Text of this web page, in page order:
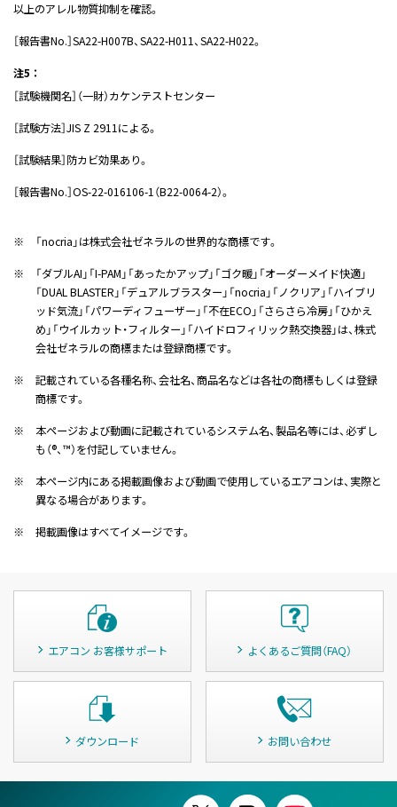
以上のアレル物質抑制を確認。
［報告書No.］SA22-H007B、SA22-H011、SA22-H022。
注5 ：
［試験機関名］（一財）カケンテストセンター
［試験方法］JIS Z 2911による。
［試験結果］防カビ効果あり。
［報告書No.］OS-22-016106-1（B22-0064-2）。
※
「nocria」は株式会社ゼネラルの世界的な商標です。
※
「ダブルAI」「I-PAM」「あったかアップ」「ゴク暖」「オーダーメイド快適」
「DUAL BLASTER」「デュアルブラスター」「nocria」「ノクリア」「ハイブリ
ッド気流」「パワーディフューザー」「不在ECO」「さらさら冷房」「ひかえ
め」「ウイルカット・フィルター」「ハイドロフィリック熱交換器」は、株式
会社ゼネラルの商標または登録商標です。
※
記載されている各種名称、会社名、商品名などは各社の商標もしくは登録
商標です。
※
本ページおよび動画に記載されているシステム名、製品名等には、必ずし
も（®、™）を付記していません。
※
本ページ内にある掲載画像および動画で使用しているエアコンは、実際と
異なる場合があります。
※
掲載画像はすべてイメージです。
エアコン お客様サポート よくあるご質問（FAQ）
ダウンロード お問い合わせ